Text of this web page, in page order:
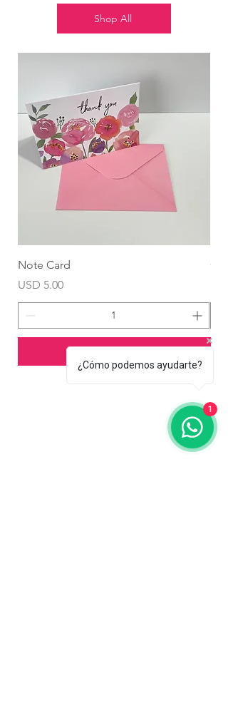
Shop All
Note Card
Precio
USD 5.00
Agregar al carrito
¿Cómo podemos ayudarte?
1